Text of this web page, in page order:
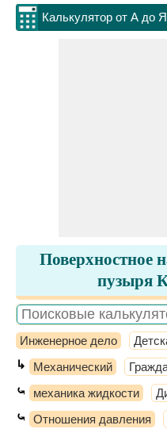
Калькулятор от А до Я
Поверхностное
пузыря
Инженерное дело
↳ Механический
⤿ механика жидкости
⤿ Отношения давления